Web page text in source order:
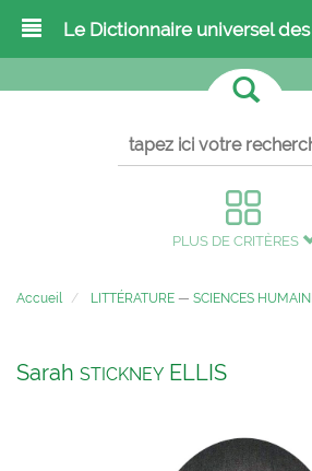
Le Dictionnaire universel
PLUS DE CRITÈRES
Accueil LITTÉRATURE — SCIENCES
Sarah STICKNEY ELLIS